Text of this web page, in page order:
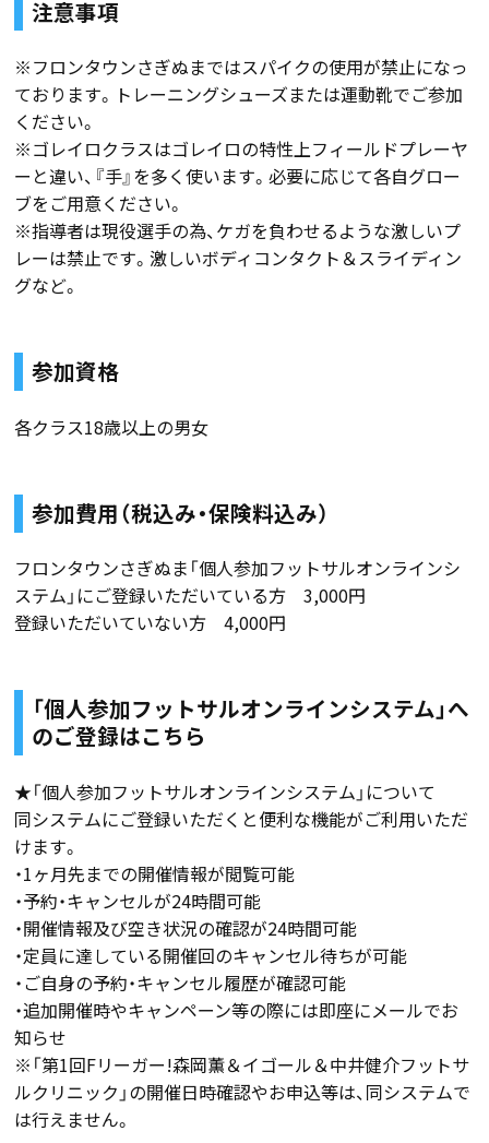
注意事項
※フロンタウンさぎぬまではスパイクの使用が禁止になっ
ております。トレーニングシューズまたは運動靴でご参加
ください。
※ゴレイロクラスはゴレイロの特性上フィールドプレーヤ
ーと違い、『手』を多く使います。必要に応じて各自グロー
ブをご用意ください。
※指導者は現役選手の為、ケガを負わせるような激しいプ
レーは禁止です。激しいボディコンタクト＆スライディン
グなど。
参加資格
各クラス18歳以上の男女
参加費用（税込み・保険料込み）
フロンタウンさぎぬま「個人参加フットサルオンラインシ
ステム」にご登録いただいている方 3,000円
登録いただいていない方 4,000円
「個人参加フットサルオンラインシステム」へ
のご登録はこちら
★「個人参加フットサルオンラインシステム」について
同システムにご登録いただくと便利な機能がご利用いただ
けます。
・1ヶ月先までの開催情報が閲覧可能
・予約・キャンセルが24時間可能
・開催情報及び空き状況の確認が24時間可能
・定員に達している開催回のキャンセル待ちが可能
・ご自身の予約・キャンセル履歴が確認可能
・追加開催時やキャンペーン等の際には即座にメールでお
知らせ
※「第1回Fリーガー!森岡薫＆イゴール＆中井健介フットサ
ルクリニック」の開催日時確認やお申込等は、同システムで
は行えません。